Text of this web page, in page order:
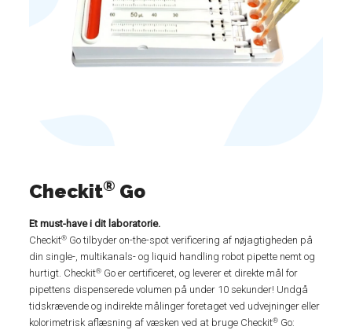
Checkit® Go
Et must-have i dit laboratorie.
Checkit® Go tilbyder on-the-spot verificering af nøjagtigheden på
din single-, multikanals- og liquid handling robot pipette nemt og
hurtigt. Checkit® Go er certificeret, og leverer et direkte mål for
pipettens dispenserede volumen på under 10 sekunder! Undgå
tidskrævende og indirekte målinger foretaget ved udvejninger eller
kolorimetrisk aflæsning af væsken ved at bruge Checkit® Go: